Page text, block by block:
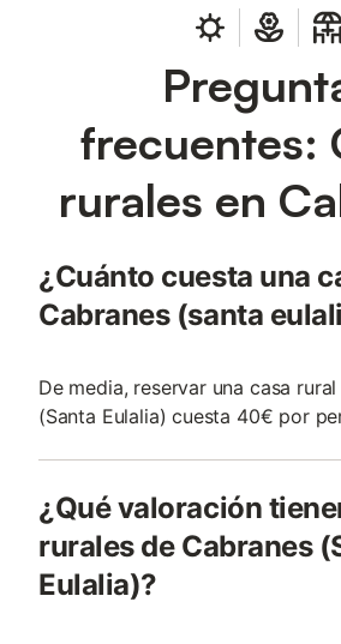
frecuentes:
rurales en
¿Cuánto cuesta una
Cabranes (santa
De media, reservar una casa
(Santa Eulalia) cuesta 40€ por
¿Qué valoración
rurales de Cabranes
Eulalia)?